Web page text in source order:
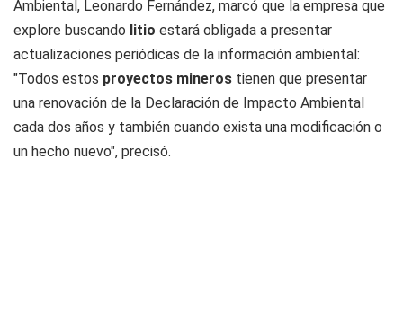
Ambiental, Leonardo Fernández, marcó que la empresa que
explore buscando litio estará obligada a presentar
actualizaciones periódicas de la información ambiental:
"Todos estos proyectos mineros tienen que presentar
una renovación de la Declaración de Impacto Ambiental
cada dos años y también cuando exista una modificación o
un hecho nuevo", precisó.